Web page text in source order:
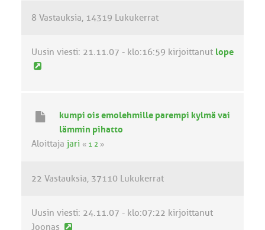
s
i
8 Vastauksia 14319 Lukukerrat
Uusin viesti: 21.11.07 - klo:16:59 kirjoittanut lope
U
n
s
kumpi ois emolehmille parempi kylmä vai
lämmin pihatto
Aloittaja jari « 1 2 »
22 Vastauksia 37110 Lukukerrat
Uusin viesti: 24.11.07 - klo:07:22 kirjoittanut
Joonas
U